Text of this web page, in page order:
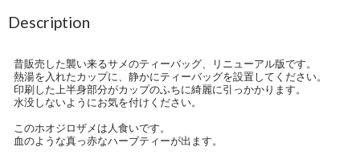
Description
昔販売した襲い来るサメのティーバッグ、リニューアル版です。
熱湯を入れたカップに、静かにティーバッグを設置してください。
印刷した上半身部分がカップのふちに綺麗に引っかかります。
水没しないようにお気を付けください。
このホオジロザメは人食いです。
血のような真っ赤なハーブティーが出ます。